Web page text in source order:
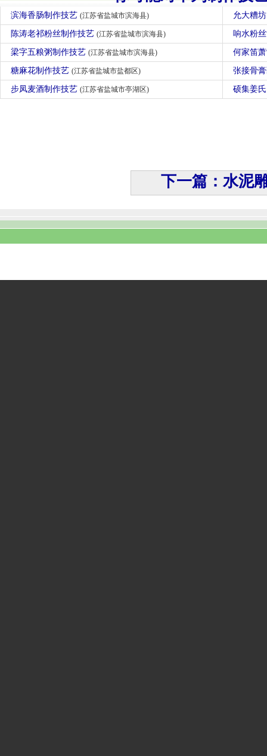
滨海香肠制作技艺 (江苏省盐城市滨海县) 允大糟
陈涛老祁粉丝制作技艺 (江苏省盐城市滨海县) 响水粉
梁字五粮粥制作技艺 (江苏省盐城市滨海县) 何家笛
糖麻花制作技艺 (江苏省盐城市盐都区) 张接骨
步凤麦酒制作技艺 (江苏省盐城市亭湖区) 硕集姜
下一篇：水泥